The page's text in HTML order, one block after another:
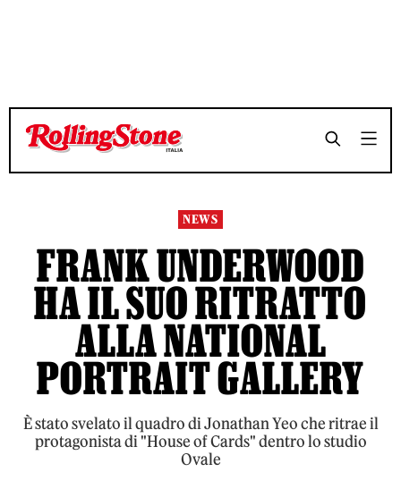
TEMPO DI LETTURA 3 MINUTI SHARE
TEMPO DI LETTURA 3 MINUTI SHARE
NEWS
FRANK UNDERWOOD
HA IL SUO RITRATTO
ALLA NATIONAL
PORTRAIT GALLERY
È stato svelato il quadro di Jonathan Yeo che ritrae il
protagonista di "House of Cards" dentro lo studio
Ovale